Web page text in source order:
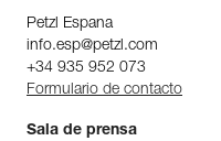
Petzl Espana
info.esp@petzl.com
+34 935 952 073
Formulario de contacto
Sala de prensa